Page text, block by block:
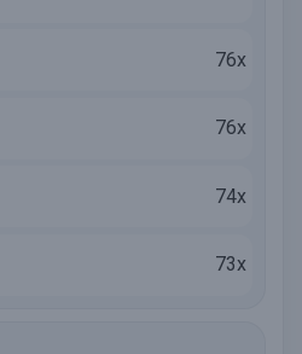
76x
76x
74x
73x